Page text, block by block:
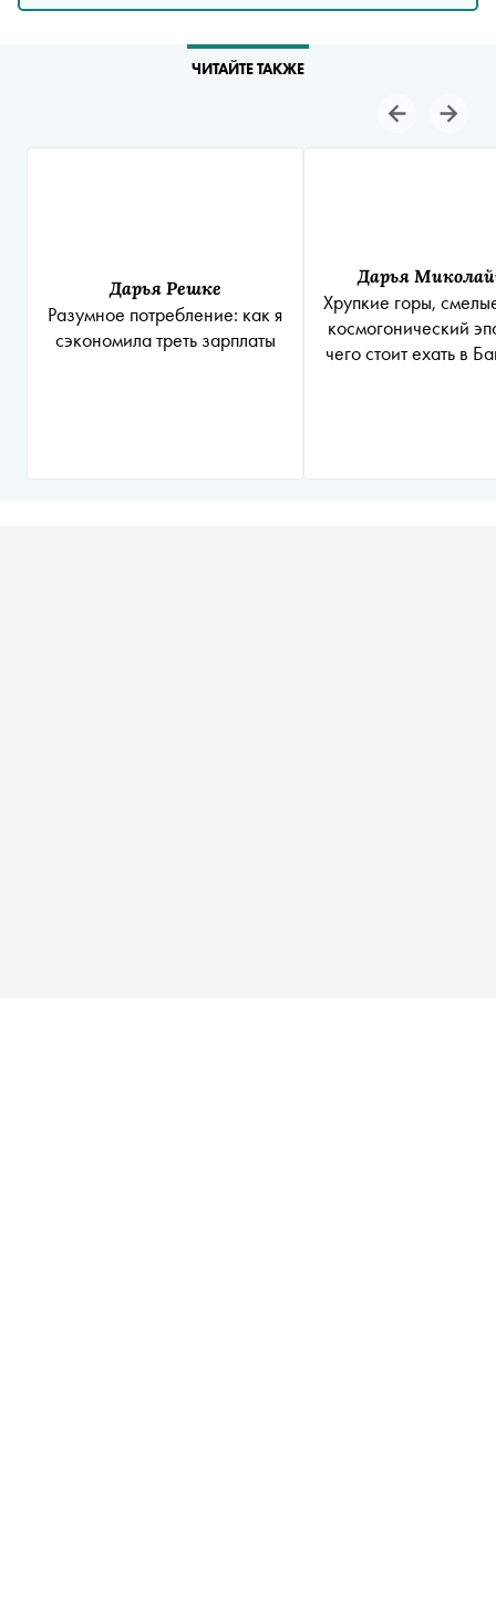
ЧИТАЙТЕ ТАКЖЕ
Дарья Решке
Разумное потребление: как я
сэкономила треть зарплаты
Дарья
Хрупкие горы,
космогонический
чего стоит ехать в